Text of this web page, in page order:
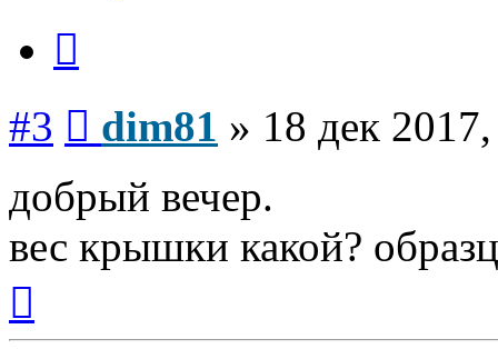
#3 dim81 » 18 дек
добрый вечер.
вес крышки какой?
началу